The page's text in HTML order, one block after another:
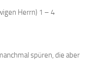
Herrn) 1 – 4
spüren, die aber